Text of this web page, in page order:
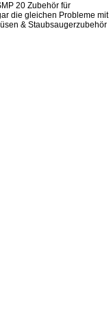
20 Zubehör für
die gleichen Probleme mit
& Staubsaugerzubehör